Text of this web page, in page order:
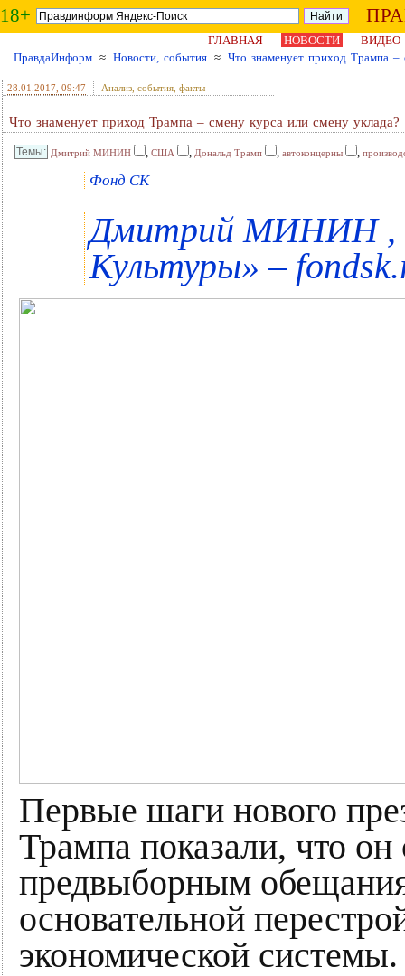
18+
ГЛАВНАЯ НОВОСТИ
ВИДЕО
ПравдаИнформ ≈ Новости, события ≈ Что знаменует приход Трампа –
28.01.2017 , 09:47 Анализ, события, факты
Что знаменует приход Трампа – смену курса или смену уклада?
Дмитрий МИНИН , США , Дональд Трамп , автоконцерны ,
Фонд СК
Дмитрий МИНИН ,
Культуры» –
Первые шаги нового
Трампа показали, что он
предвыборным
основательной
экономической системы.